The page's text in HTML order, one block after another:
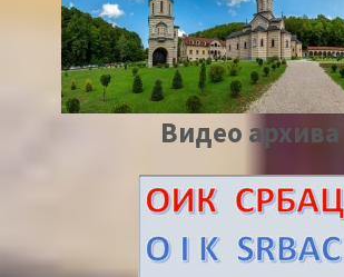
Видео архива